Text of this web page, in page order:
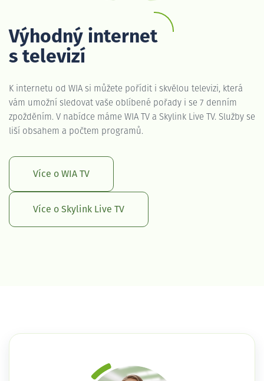
Výhodný internet
s televizí
K internetu od WIA si můžete pořídit i skvělou televizi, která
vám umožní sledovat vaše oblíbené pořady i se 7 denním
zpožděním. V nabídce máme WIA TV a Skylink Live TV. Služby se
liší obsahem a počtem programů.
Více o WIA TV
Více o Skylink Live TV